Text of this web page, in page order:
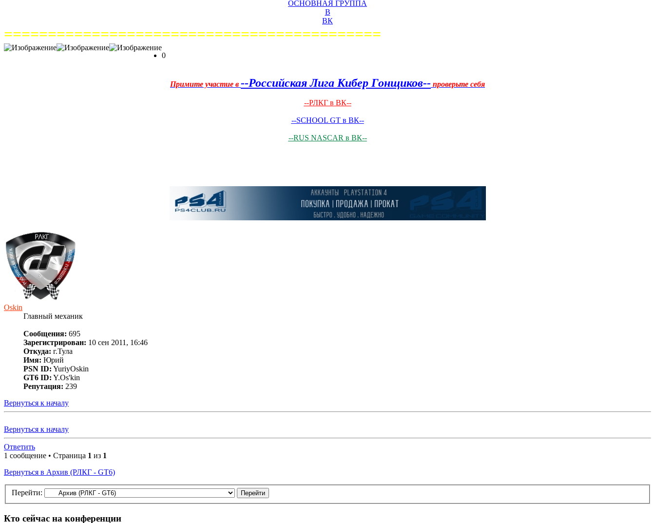
ОСНОВНАЯ ГРУППА
В
ВК
===========================================
0
Примите участие в --Российская Лига Кибер Гонщиков-- проверьте себя
--РЛКГ в ВК--
--SCHOOL GT в ВК--
--RUS NASCAR в ВК--
Oskin
Главный механик
Сообщения: 695
Зарегистрирован: 10 сен 2011, 16:46
Откуда: г.Тула
Имя: Юрий
PSN ID: YuriyOskin
GT6 ID: Y.Os'kin
Репутация: 239
Вернуться к началу
Вернуться к началу
Ответить
1 сообщение • Страница 1 из 1
Вернуться в Архив (РЛКГ - GT6)
Перейти:
Кто сейчас на конференции